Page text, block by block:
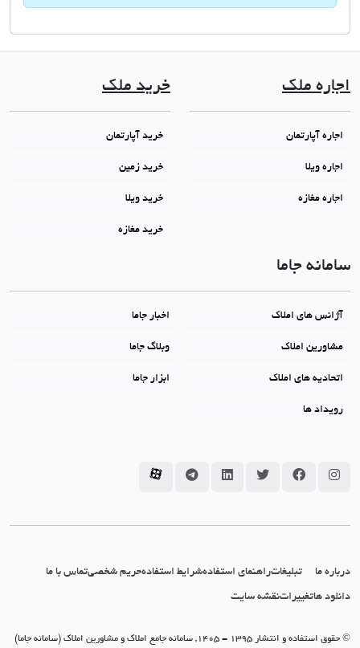
اجاره ملک
اجاره آپارتمان
اجاره ویلا
اجاره مغازه
خرید ملک
خرید آپارتمان
خرید زمین
خرید ویلا
خرید مغازه
سامانه جاما
آژانس های املاک اخبار جاما
مشاورین املاک وبلاگ جاما
اتحادیه های املاک ابزار جاما
رویداد ها
سامانه جاما در اینستاگرام
سامانه جاما در فیسبوک
سامانه جاما در توئیتر
سامانه جاما در لینکداین
سامانه جاما در تلگرام
سامانه جاما در آپارات
درباره ما تبلیغاتراهنمای استفادهشرایط استفادهحریم شخصیتماس با ما
دانلود هاتغییراتنقشه سایت
© حقوق استفاده و انتشار 1395 - 1405, سامانه جامع املاک و مشاورین املاک (سامانه جاما)